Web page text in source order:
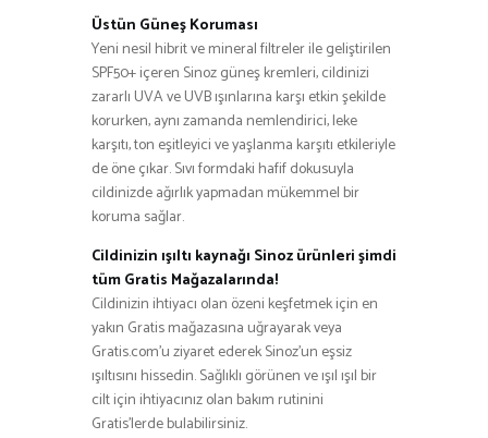
Üstün Güneş Koruması
Yeni nesil hibrit ve mineral filtreler ile geliştirilen
SPF50+ içeren Sinoz güneş kremleri, cildinizi
zararlı UVA ve UVB ışınlarına karşı etkin şekilde
korurken, aynı zamanda nemlendirici, leke
karşıtı, ton eşitleyici ve yaşlanma karşıtı etkileriyle
de öne çıkar. Sıvı formdaki hafif dokusuyla
cildinizde ağırlık yapmadan mükemmel bir
koruma sağlar.
Cildinizin ışıltı kaynağı Sinoz ürünleri şimdi
tüm Gratis Mağazalarında!
Cildinizin ihtiyacı olan özeni keşfetmek için en
yakın Gratis mağazasına uğrayarak veya
Gratis.com’u ziyaret ederek Sinoz’un eşsiz
ışıltısını hissedin. Sağlıklı görünen ve ışıl ışıl bir
cilt için ihtiyacınız olan bakım rutinini
Gratis’lerde bulabilirsiniz.